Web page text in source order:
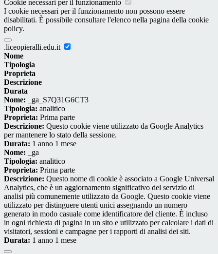
Cookie necessari per il funzionamento
I cookie necessari per il funzionamento non possono essere
disabilitati. È possibile consultare l'elenco nella pagina della cookie
policy.
.liceopieralli.edu.it
Nome
Tipologia
Proprieta
Descrizione
Durata
Nome: _ga_S7Q31G6CT3
Tipologia: analitico
Proprieta: Prima parte
Descrizione: Questo cookie viene utilizzato da Google Analytics
per mantenere lo stato della sessione.
Durata: 1 anno 1 mese
Nome: _ga
Tipologia: analitico
Proprieta: Prima parte
Descrizione: Questo nome di cookie è associato a Google Universal
Analytics, che è un aggiornamento significativo del servizio di
analisi più comunemente utilizzato da Google. Questo cookie viene
utilizzato per distinguere utenti unici assegnando un numero
generato in modo casuale come identificatore del cliente. È incluso
in ogni richiesta di pagina in un sito e utilizzato per calcolare i dati di
visitatori, sessioni e campagne per i rapporti di analisi dei siti.
Durata: 1 anno 1 mese